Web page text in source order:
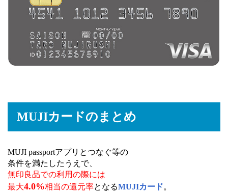
MUJIカードのまとめ
MUJI passportアプリとつなぐ等の
条件を満たしたうえで、
無印良品での利用の際には
最大4.0%相当の還元率となるMUJIカード。